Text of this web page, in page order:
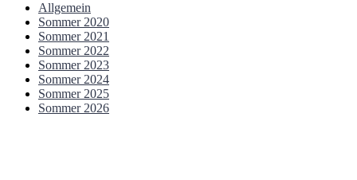
Allgemein
Sommer 2020
Sommer 2021
Sommer 2022
Sommer 2023
Sommer 2024
Sommer 2025
Sommer 2026